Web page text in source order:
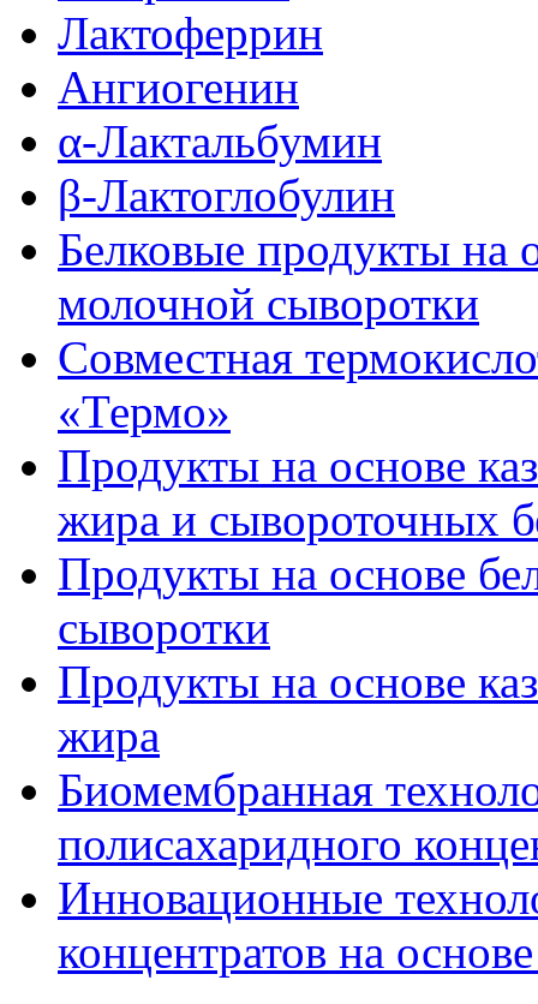
Лактоферрин
Ангиогенин
α-Лактальбумин
β-Лактоглобулин
Белковые продукты на
молочной сыворотки
Совместная
«Термо»
Продукты на основе
жира и сывороточных
Продукты на основе
сыворотки
Продукты на основе
жира
Биомембранная
полисахаридного
Инновационные
концентратов на